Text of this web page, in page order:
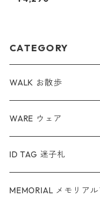
CATEGORY
WALK お散歩
ハーネス
リード
カラー
WARE ウェア
服
スヌード
ID TAG 迷子札
MEMORIAL メモリア